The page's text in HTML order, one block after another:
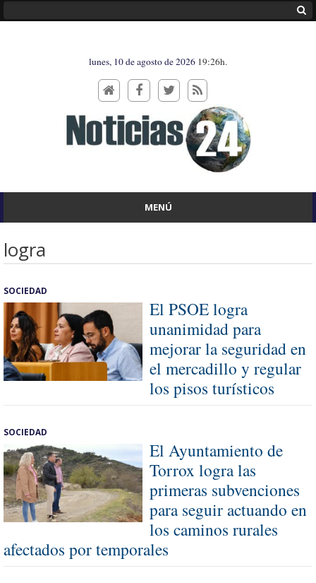
lunes, 10 de agosto de 2026 19:26h.
MENÚ
logra
SOCIEDAD
El PSOE logra
unanimidad para
mejorar la seguridad en
el mercadillo y regular
los pisos turísticos
SOCIEDAD
El Ayuntamiento de
Torrox logra las
primeras subvenciones
para seguir actuando en
los caminos rurales
afectados por temporales